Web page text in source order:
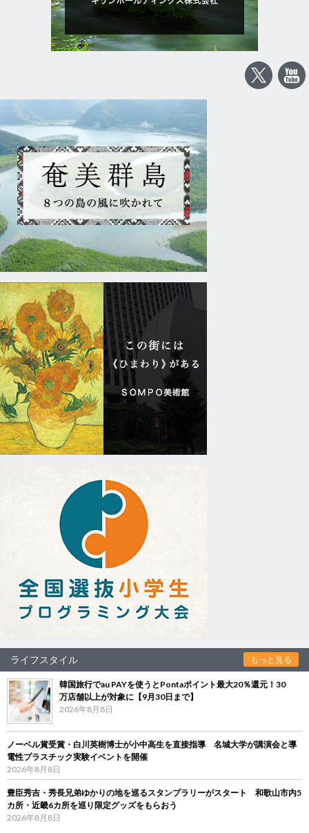
ライフスタイル もっと見る
韓国旅行でau PAYを使うとPontaポイント最大20％還元！30
万店舗以上が対象に【9月30日まで】
2026年8月8日
ノーベル賞受賞・白川英樹博士が小中高生を直接指導 名城大学が講演会と導
電性プラスチック実験イベントを開催
2026年8月8日
豊臣秀吉・秀長兄弟ゆかりの地を巡るスタンプラリーがスタート 和歌山市内5
カ所・近畿6カ所を巡り限定グッズをもらおう
2026年8月8日